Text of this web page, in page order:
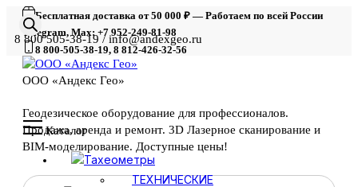
Бесплатная доставка от 50 000 ₽ — Работаем по всей России
Telegram, Max: +7 952-249-81-98
8 800-505-38-19, 8 812-426-32-56
8 800 505-38-19 / info@andexgeo.ru
ООО «Андекс Гео»
Геодезическое оборудование для профессионалов.
Продажа, аренда и ремонт. 3D Лазерное сканирование и
BIM-моделирование. Доступные цены!
Поиск
Каталог
Тахеометры
ТЕХНИЧЕСКИЕ